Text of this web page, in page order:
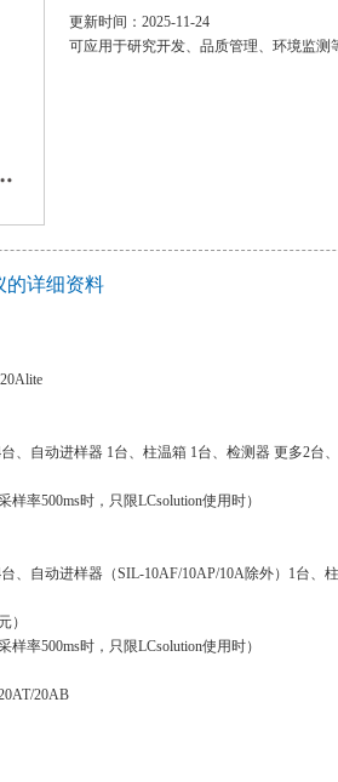
更新时间：2025-11-24
可应用于研究开发、品质管理、环境监测
的详细资料
自动进样器 1台、柱温箱 1台、检测器 更多2台
率500ms时，只限LCsolution使用时）
自动进样器（SIL-10AF/10AP/10A除外）1台、
）
率500ms时，只限LCsolution使用时）
20AB